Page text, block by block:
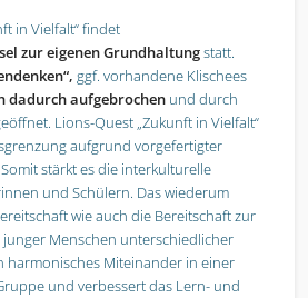
in Vielfalt“ findet
zur eigenen Grundhaltungstatt.
ggf. vorhandene Klischees
dadurch aufgebrochen und durch
Lions-Quest „Zukunft in Vielfalt“
aufgrund vorgefertigter
stärkt es die interkulturelle
und Schülern. Das wiederum
wie auch die Bereitschaft zur
Menschen unterschiedlicher
harmonisches Miteinander in einer
und verbessert das Lern- und